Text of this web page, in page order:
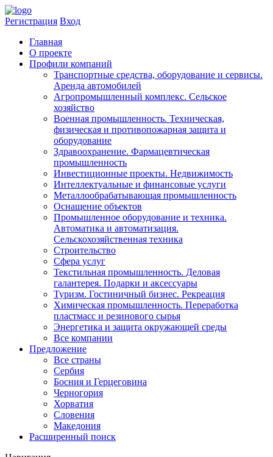
Регистрация Вход
Главная
​О проекте
Профили компаний
Транспортные средства, оборудование и сервисы.
Аренда автомобилей
Агропромышленный комплекс. Сельское
хозяйство
Военная промышленность. Техническая,
физическая и противопожарная защита и
оборудование
Здравоохранениe. Фармацевтическая
промышленность
Инвестиционные проекты. Недвижимость
Интеллектуальные и финансовые услуги
Металлообрабатывающая промышленность
Оснащение объектов
Промышленное оборудование и техника.
Автоматика и автоматизация.
Сельскохозяйственная техника
Строительство
Сфера услуг
Текстильная промышленность. Деловая
галантерея. Подарки и аксессуары
Туризм. Гостиничный бизнес. Рекреация
Химическая промышленность. Переработка
пластмасс и резинового сырья
Энергетика и защита окружающей среды
Все компании
Предложение
Все страны
Сербия
Босния и Герцеговина
Черногория
Хорватия
Словения
Македония
Расширенный поиск